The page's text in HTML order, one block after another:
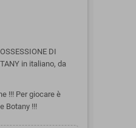
DI
in italiano, da
!!! Per giocare è
Botany !!!